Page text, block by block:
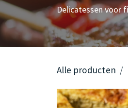
Delicatessen voor
Alle producten